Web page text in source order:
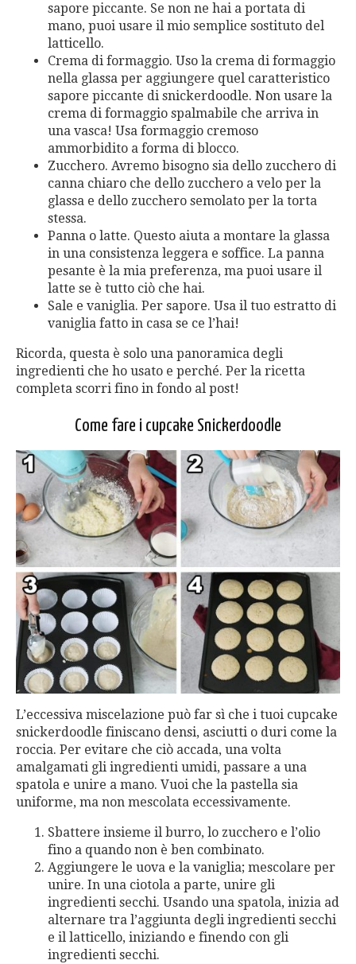
sapore piccante. Se non ne hai a portata di
mano, puoi usare il mio semplice sostituto del
latticello.
Crema di formaggio. Uso la crema di formaggio
nella glassa per aggiungere quel caratteristico
sapore piccante di snickerdoodle. Non usare la
crema di formaggio spalmabile che arriva in
una vasca! Usa formaggio cremoso
ammorbidito a forma di blocco.
Zucchero. Avremo bisogno sia dello zucchero di
canna chiaro che dello zucchero a velo per la
glassa e dello zucchero semolato per la torta
stessa.
Panna o latte. Questo aiuta a montare la glassa
in una consistenza leggera e soffice. La panna
pesante è la mia preferenza, ma puoi usare il
latte se è tutto ciò che hai.
Sale e vaniglia. Per sapore. Usa il tuo estratto di
vaniglia fatto in casa se ce l’hai!
Ricorda, questa è solo una panoramica degli
ingredienti che ho usato e perché. Per la ricetta
completa scorri fino in fondo al post!
Come fare i cupcake Snickerdoodle
L’eccessiva miscelazione può far sì che i tuoi cupcake
snickerdoodle finiscano densi, asciutti o duri come la
roccia. Per evitare che ciò accada, una volta
amalgamati gli ingredienti umidi, passare a una
spatola e unire a mano. Vuoi che la pastella sia
uniforme, ma non mescolata eccessivamente.
Sbattere insieme il burro, lo zucchero e l’olio
fino a quando non è ben combinato.
Aggiungere le uova e la vaniglia; mescolare per
unire. In una ciotola a parte, unire gli
ingredienti secchi. Usando una spatola, inizia ad
alternare tra l’aggiunta degli ingredienti secchi
e il latticello, iniziando e finendo con gli
ingredienti secchi.